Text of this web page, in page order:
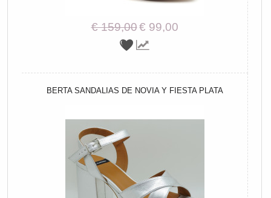
€ 159,00€ 99,00
BERTA SANDALIAS DE NOVIA Y FIESTA PLATA